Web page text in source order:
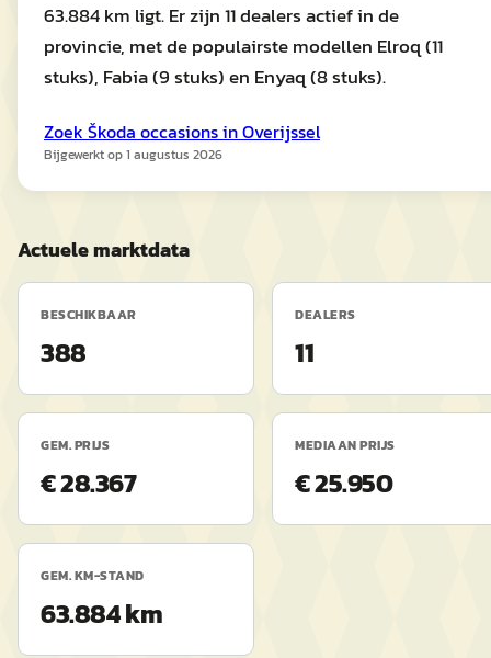
63.884 km ligt. Er zijn 11 dealers actief in de
provincie, met de populairste modellen Elroq (11
stuks), Fabia (9 stuks) en Enyaq (8 stuks).
Zoek Škoda occasions inOverijssel
Bijgewerkt op1 augustus 2026
Actuele marktdata
BESCHIKBAAR
388
DEALERS
11
GEM. PRIJS
€ 28.367
MEDIAAN PRIJS
€ 25.950
GEM. KM-STAND
63.884 km